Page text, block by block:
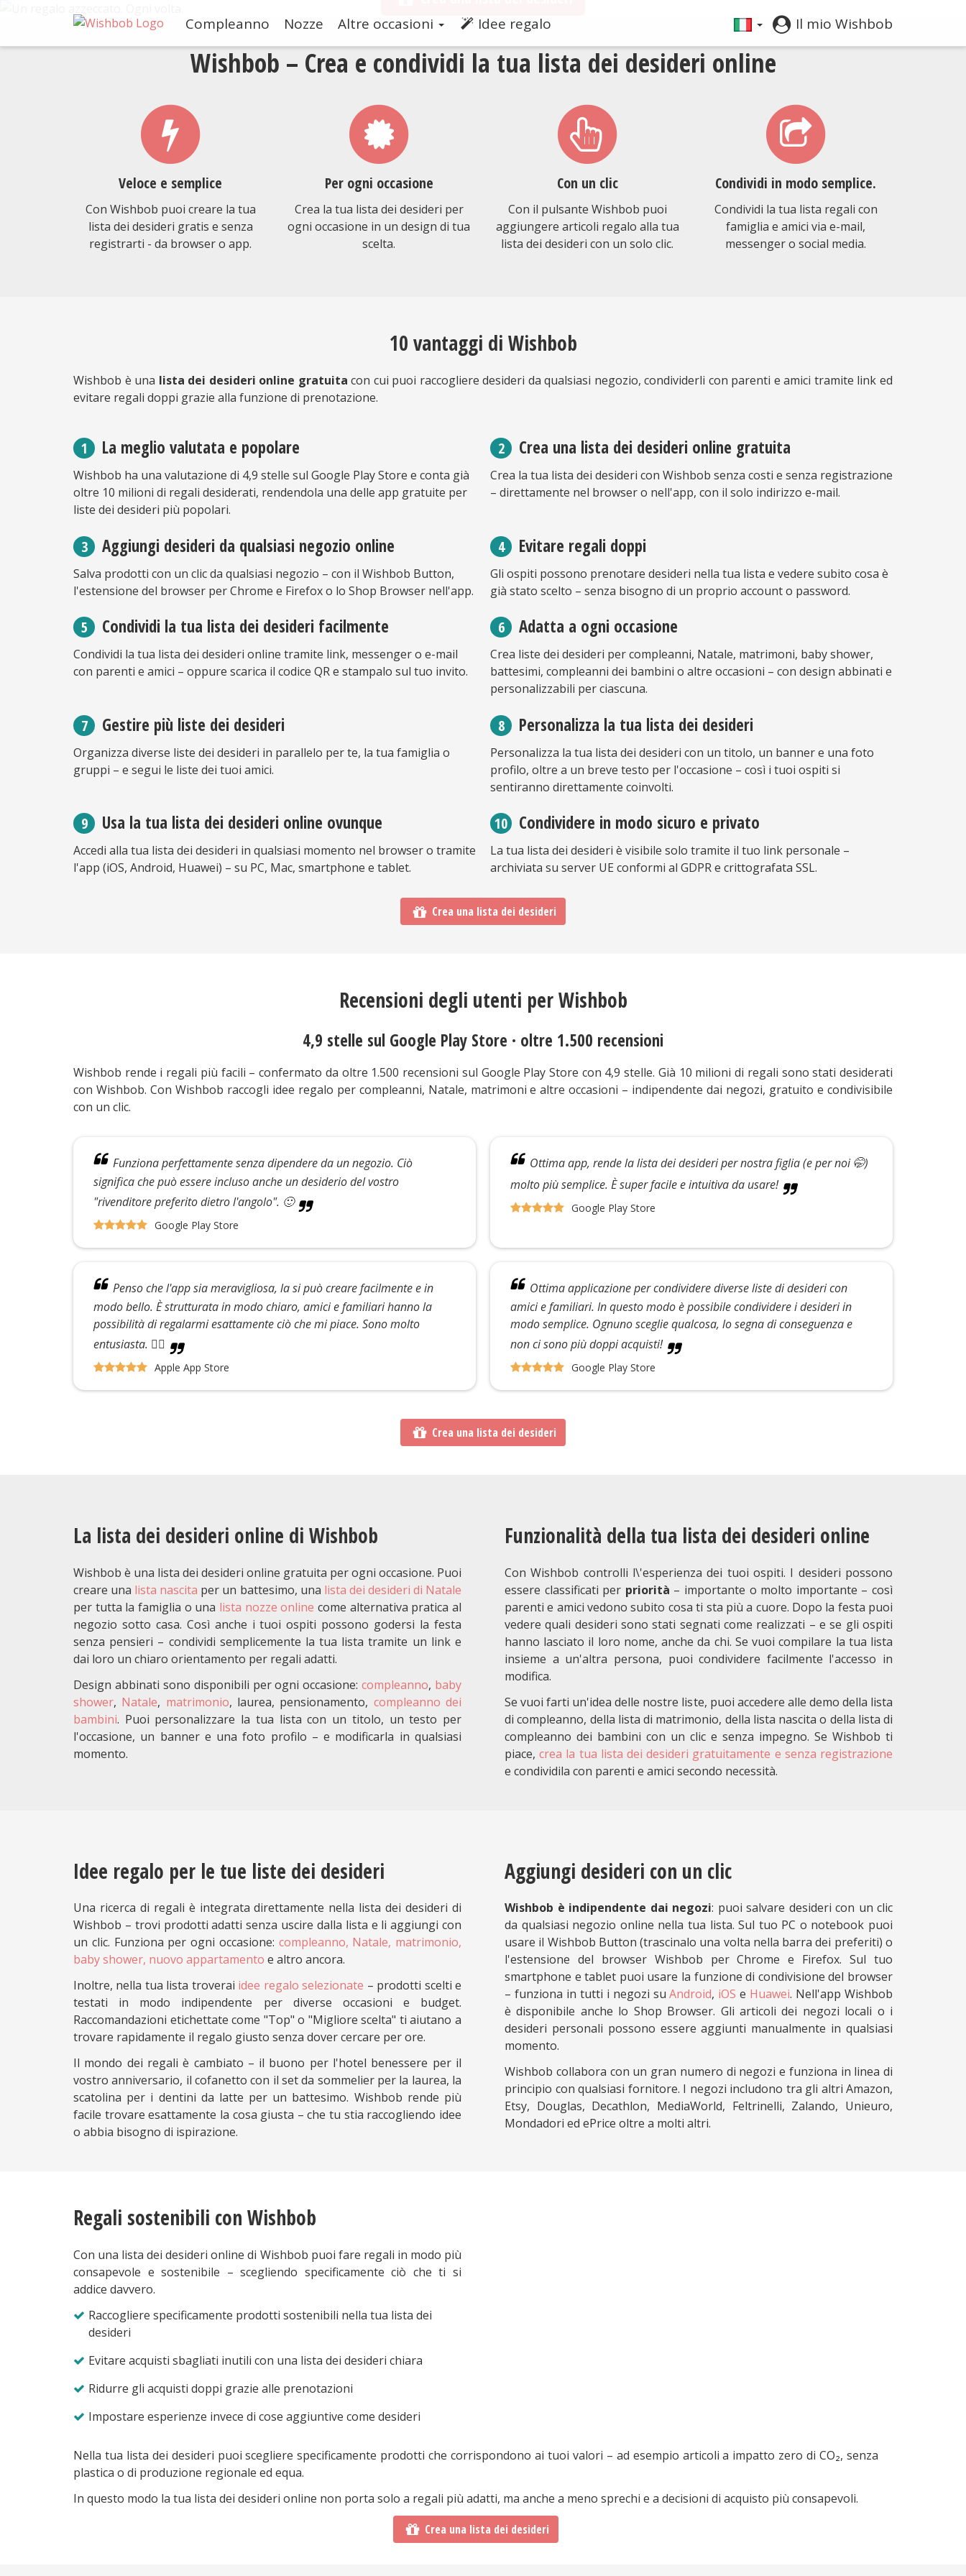
Compleanno Nozze Altre occasioni Idee regalo Il mio Wishbob
Wishbob – Crea e condividi la tua lista dei desideri online
Veloce e semplice
Con Wishbob puoi creare la tua
lista dei desideri gratis e senza
registrarti - da browser o app.
Per ogni occasione
Crea la tua lista dei desideri per
ogni occasione in un design di tua
scelta.
Con un clic
Con il pulsante Wishbob puoi
aggiungere articoli regalo alla tua
lista dei desideri con un solo clic.
Condividi in modo semplice.
Condividi la tua lista regali con
famiglia e amici via e-mail,
messenger o social media.
10 vantaggi di Wishbob
Wishbob è una lista dei desideri online gratuita con cui puoi raccogliere desideri da qualsiasi negozio, condividerli con parenti e amici tramite link ed
evitare regali doppi grazie alla funzione di prenotazione.
La meglio valutata e popolare
Wishbob ha una valutazione di 4,9 stelle sul Google Play Store e conta già
oltre 10 milioni di regali desiderati, rendendola una delle app gratuite per
liste dei desideri più popolari.
Crea una lista dei desideri online gratuita
Crea la tua lista dei desideri con Wishbob senza costi e senza registrazione
– direttamente nel browser o nell'app, con il solo indirizzo e-mail.
Aggiungi desideri da qualsiasi negozio online
Salva prodotti con un clic da qualsiasi negozio – con il Wishbob Button,
l'estensione del browser per Chrome e Firefox o lo Shop Browser nell'app.
Evitare regali doppi
Gli ospiti possono prenotare desideri nella tua lista e vedere subito cosa è
già stato scelto – senza bisogno di un proprio account o password.
Condividi la tua lista dei desideri facilmente
Condividi la tua lista dei desideri online tramite link, messenger o e-mail
con parenti e amici – oppure scarica il codice QR e stampalo sul tuo invito.
Adatta a ogni occasione
Crea liste dei desideri per compleanni, Natale, matrimoni, baby shower,
battesimi, compleanni dei bambini o altre occasioni – con design abbinati e
personalizzabili per ciascuna.
Gestire più liste dei desideri
Organizza diverse liste dei desideri in parallelo per te, la tua famiglia o
gruppi – e segui le liste dei tuoi amici.
Personalizza la tua lista dei desideri
Personalizza la tua lista dei desideri con un titolo, un banner e una foto
profilo, oltre a un breve testo per l'occasione – così i tuoi ospiti si
sentiranno direttamente coinvolti.
Usa la tua lista dei desideri online ovunque
Accedi alla tua lista dei desideri in qualsiasi momento nel browser o tramite
l'app (iOS, Android, Huawei) – su PC, Mac, smartphone e tablet.
Condividere in modo sicuro e privato
La tua lista dei desideri è visibile solo tramite il tuo link personale –
archiviata su server UE conformi al GDPR e crittografata SSL.
Crea una lista dei desideri
Recensioni degli utenti per Wishbob
4,9 stelle sul Google Play Store · oltre 1.500 recensioni
Wishbob rende i regali più facili – confermato da oltre 1.500 recensioni sul Google Play Store con 4,9 stelle. Già 10 milioni di regali sono stati desiderati
con Wishbob. Con Wishbob raccogli idee regalo per compleanni, Natale, matrimoni e altre occasioni – indipendente dai negozi, gratuito e condivisibile
con un clic.
Funziona perfettamente senza dipendere da un negozio. Ciò
significa che può essere incluso anche un desiderio del vostro
"rivenditore preferito dietro l'angolo". 🙂
Google Play Store
Ottima app, rende la lista dei desideri per nostra figlia (e per noi 🤭)
molto più semplice. È super facile e intuitiva da usare!
Google Play Store
Penso che l'app sia meravigliosa, la si può creare facilmente e in
modo bello. È strutturata in modo chiaro, amici e familiari hanno la
possibilità di regalarmi esattamente ciò che mi piace. Sono molto
entusiasta. 👍🏼
Apple App Store
Ottima applicazione per condividere diverse liste di desideri con
amici e familiari. In questo modo è possibile condividere i desideri in
modo semplice. Ognuno sceglie qualcosa, lo segna di conseguenza e
non ci sono più doppi acquisti!
Google Play Store
Crea una lista dei desideri
La lista dei desideri online di Wishbob
Wishbob è una lista dei desideri online gratuita per ogni occasione. Puoi
creare una lista nascita per un battesimo, una lista dei desideri di Natale
per tutta la famiglia o una lista nozze online come alternativa pratica al
negozio sotto casa. Così anche i tuoi ospiti possono godersi la festa
senza pensieri – condividi semplicemente la tua lista tramite un link e
dai loro un chiaro orientamento per regali adatti.
Design abbinati sono disponibili per ogni occasione:compleanno, baby
shower, Natale, matrimonio, laurea, pensionamento, compleanno dei
bambini. Puoi personalizzare la tua lista con un titolo, un testo per
l'occasione, un banner e una foto profilo – e modificarla in qualsiasi
momento.
Funzionalità della tua lista dei desideri online
Con Wishbob controlli l\'esperienza dei tuoi ospiti. I desideri possono
essere classificati per priorità – importante o molto importante – così
parenti e amici vedono subito cosa ti sta più a cuore. Dopo la festa puoi
vedere quali desideri sono stati segnati come realizzati – e se gli ospiti
hanno lasciato il loro nome, anche da chi. Se vuoi compilare la tua lista
insieme a un'altra persona, puoi condividere facilmente l'accesso in
modifica.
Se vuoi farti un'idea delle nostre liste, puoi accedere alle demo della lista
di compleanno, della lista di matrimonio, della lista nascita o della lista di
compleanno dei bambini con un clic e senza impegno. Se Wishbob ti
piace,crea la tua lista dei desideri gratuitamente e senza registrazione
e condividila con parenti e amici secondo necessità.
Idee regalo per le tue liste dei desideri
Una ricerca di regali è integrata direttamente nella lista dei desideri di
Wishbob – trovi prodotti adatti senza uscire dalla lista e li aggiungi con
un clic. Funziona per ogni occasione: compleanno, Natale, matrimonio,
baby shower, nuovo appartamento e altro ancora.
Inoltre, nella tua lista troverai idee regalo selezionate – prodotti scelti e
testati in modo indipendente per diverse occasioni e budget.
Raccomandazioni etichettate come "Top" o "Migliore scelta" ti aiutano a
trovare rapidamente il regalo giusto senza dover cercare per ore.
Il mondo dei regali è cambiato – il buono per l'hotel benessere per il
vostro anniversario, il cofanetto con il set da sommelier per la laurea, la
scatolina per i dentini da latte per un battesimo. Wishbob rende più
facile trovare esattamente la cosa giusta – che tu stia raccogliendo idee
o abbia bisogno di ispirazione.
Aggiungi desideri con un clic
Wishbob è indipendente dai negozi: puoi salvare desideri con un clic
da qualsiasi negozio online nella tua lista. Sul tuo PC o notebook puoi
usare il Wishbob Button (trascinalo una volta nella barra dei preferiti) o
l'estensione del browser Wishbob per Chrome e Firefox. Sul tuo
smartphone e tablet puoi usare la funzione di condivisione del browser
– funziona in tutti i negozi suAndroid, iOS e Huawei. Nell'app Wishbob
è disponibile anche lo Shop Browser. Gli articoli dei negozi locali o i
desideri personali possono essere aggiunti manualmente in qualsiasi
momento.
Wishbob collabora con un gran numero di negozi e funziona in linea di
principio con qualsiasi fornitore. I negozi includono tra gli altri Amazon,
Etsy, Douglas, Decathlon, MediaWorld, Feltrinelli, Zalando, Unieuro,
Mondadori ed ePrice oltre a molti altri.
Regali sostenibili con Wishbob
Con una lista dei desideri online di Wishbob puoi fare regali in modo più
consapevole e sostenibile – scegliendo specificamente ciò che ti si
addice davvero.
Raccogliere specificamente prodotti sostenibili nella tua lista dei
desideri
Evitare acquisti sbagliati inutili con una lista dei desideri chiara
Ridurre gli acquisti doppi grazie alle prenotazioni
Impostare esperienze invece di cose aggiuntive come desideri
Nella tua lista dei desideri puoi scegliere specificamente prodotti che corrispondono ai tuoi valori – ad esempio articoli a impatto zero di CO₂, senza
plastica o di produzione regionale ed equa.
In questo modo la tua lista dei desideri online non porta solo a regali più adatti, ma anche a meno sprechi e a decisioni di acquisto più consapevoli.
Crea una lista dei desideri